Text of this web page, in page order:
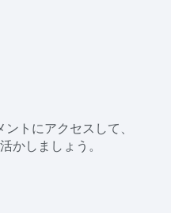
トにアクセスして、
かしましょう。